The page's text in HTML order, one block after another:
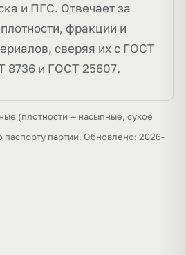
и ПГС. Отвечает за
фракции и
сверяя их с ГОСТ
8736 и ГОСТ 25607.
(плотности — насыпные, сухое
паспорту партии. Обновлено: 2026-